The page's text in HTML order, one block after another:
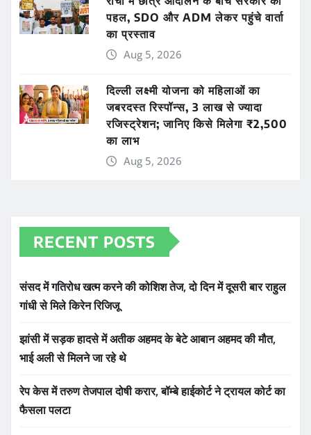
पहल, SDO और ADM लेकर पहुंचे वार्ता
का प्रस्ताव
Aug 5, 2026
दिल्ली लक्ष्मी योजना को महिलाओं का
जबरदस्त रिस्पॉन्स, 3 लाख से ज्यादा
रजिस्ट्रेशन; जानिए किसे मिलेगा ₹2,500
का लाभ
Aug 5, 2026
RECENT POSTS
संसद में गतिरोध खत्म करने की कोशिश तेज, दो दिन में दूसरी बार राहुल
गांधी से मिले किरेन रिजिजू
झांसी में सड़क हादसे में अतीक अहमद के बेटे आबान अहमद की मौत,
भाई अली से मिलने जा रहे थे
रेप केस में तरुण तेजपाल दोषी करार, बॉम्बे हाईकोर्ट ने ट्रायल कोर्ट का
फैसला पलटा